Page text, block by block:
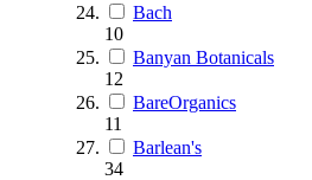
Bach
10
Banyan Botanicals
12
BareOrganics
11
Barlean's
34